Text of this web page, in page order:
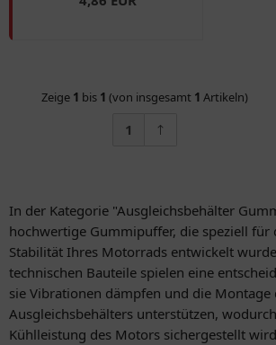
Zeige 1 bis 1 (von insgesamt 1 Artikeln)
1
In der Kategorie "Ausgleichsbehälter
hochwertige Gummipuffer, die speziell für
Stabilität Ihres Motorrads entwickelt
technischen Bauteile spielen eine
sie Vibrationen dämpfen und die Montage
Ausgleichsbehälters unterstützen,
Kühlleistung des Motors sichergestellt